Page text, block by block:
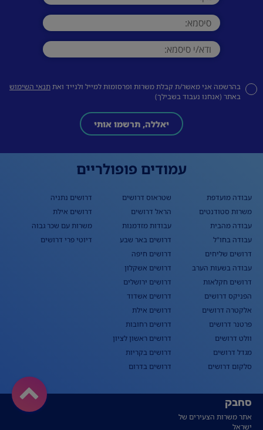
בהרשמה אני מאשר/ת קבלת משרות ופרסומות למייל ולנייד ואתתנאי השימוש
באתר (אנחנו נעבוד בשבילך)
יאללה, תרשמו אותי
עמודים פופולריים
עבודה מועדפת
משרות סטודנטים
עבודה מהבית
עבודה בחו"ל
דרושים שליחים
עבודה בשעות הערב
דרושים חקלאות
הפניקס דרושים
אלקטרה דרושים
פרטנר דרושים
וולט דרושים
מגדל דרושים
סלקום דרושים
שטראוס דרושים
הראל דרושים
עבודות מזדמנות
דרושים באר שבע
דרושים חיפה
דרושים אשקלון
דרושים ירושלים
דרושים אשדוד
דרושים אילת
דרושים רחובות
דרושים ראשון לציון
דרושים בקריות
דרושים בדרום
דרושים נתניה
דרושים אילת
משרות עם שכר גבוה
דיוטי פרי דרושים
סחבק
אתר משרות הצעירים של
ישראל